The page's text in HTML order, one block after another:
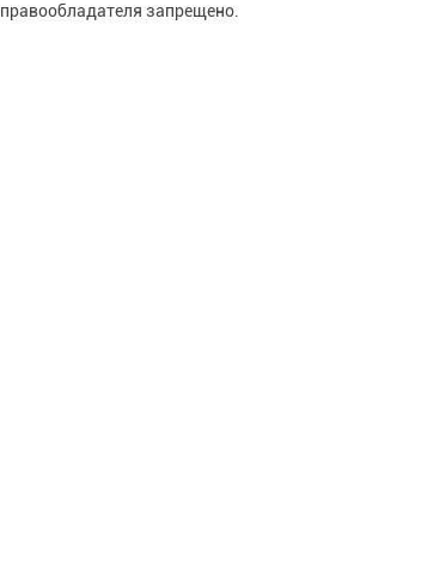
правообладателя запрещено.